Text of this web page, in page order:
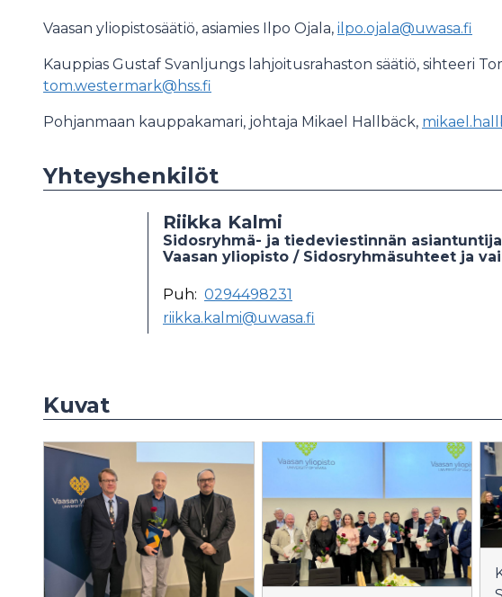
Vaasan yliopistosäätiö, asiamies Ilpo Ojala, ilpo.ojala@uwasa.fi
Kauppias Gustaf Svanljungs lahjoitusrahaston säätiö, sihteeri
tom.westermark@hss.fi
Pohjanmaan kauppakamari, johtaja Mikael Hallbäck,
Yhteyshenkilöt
Riikka Kalmi
Sidosryhmä- ja tiedeviestinnän asiantuntija
Vaasan yliopisto / Sidosryhmäsuhteet ja
Puh: 0294498231
riikka.kalmi@uwasa.fi
Kuvat